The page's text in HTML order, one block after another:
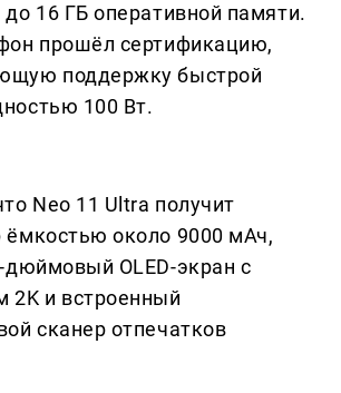
16 ГБ оперативной памяти.
прошёл сертификацию,
поддержку быстрой
100 Вт.
Neo 11 Ultra получит
ёмкостью около 9000 мАч,
дюймовый OLED-экран с
2K и встроенный
сканер отпечатков